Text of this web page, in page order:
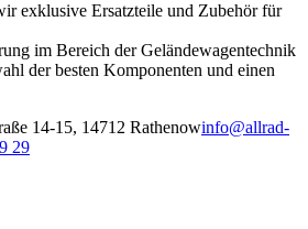
exklusive Ersatzteile und Zubehör für
im Bereich der Geländewagentechnik
der besten Komponenten und einen
14-15, 14712 Rathenowinfo@allrad-
29